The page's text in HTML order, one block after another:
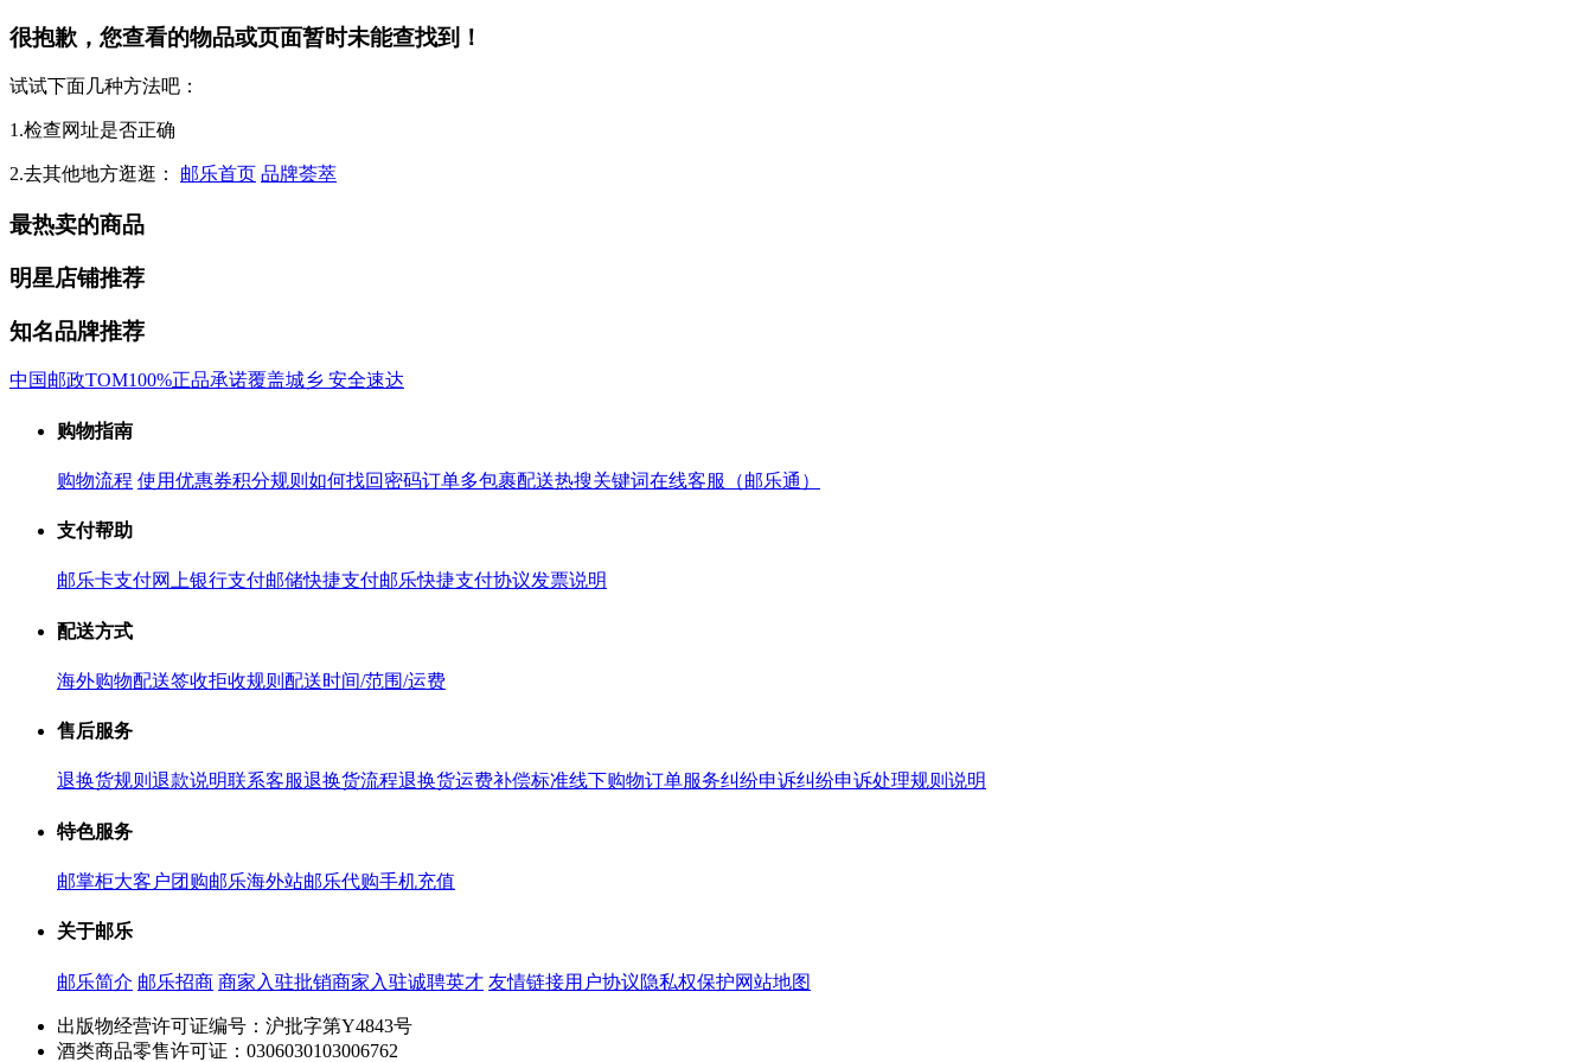
很抱歉，您查看的物品或页面暂时未能查找到！
试试下面几种方法吧：
1.检查网址是否正确
2.去其他地方逛逛： 邮乐首页 品牌荟萃
最热卖的商品
明星店铺推荐
知名品牌推荐
中国邮政TOM100%正品承诺覆盖城乡 安全速达
购物指南
购物流程 使用优惠券积分规则 如何找回密码订单多包裹配送热搜关键词在线客服（邮乐通）
支付帮助
邮乐卡支付网上银行支付邮储快捷支付邮乐快捷支付协议发票说明
配送方式
海外购物配送签收拒收规则 配送时间/范围/运费
售后服务
退换货规则 退款说明联系客服退换货流程退换货运费补偿标准线下购物订单服务纠纷申诉纠纷申诉处理规则说明
特色服务
邮掌柜大客户团购邮乐海外站邮乐代购手机充值
关于邮乐
邮乐简介 邮乐招商 商家入驻批销商家入驻诚聘英才 友情链接用户协议隐私权保护网站地图
出版物经营许可证编号：沪批字第Y4843号
酒类商品零售许可证：0306030103006762